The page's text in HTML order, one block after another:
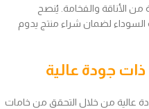
من الأناقة والفخامة. يُنصح
السوداء لضمان شراء منتج يدوم
ذات جودة عالية
عالية من خلال التحقق من خامات